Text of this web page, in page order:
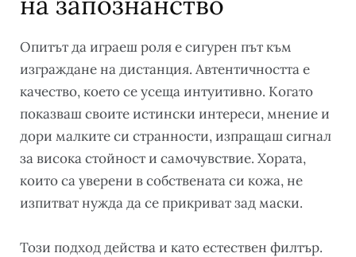
Опитът да играеш роля е сигурен път към
изграждане на дистанция. Автентичността е
качество, което се усеща интуитивно. Когато
показваш своите истински интереси, мнение и
дори малките си странности, изпращаш сигнал
за висока стойност и самочувствие. Хората,
които са уверени в собствената си кожа, не
изпитват нужда да се прикриват зад маски.
Този подход действа и като естествен филтър.